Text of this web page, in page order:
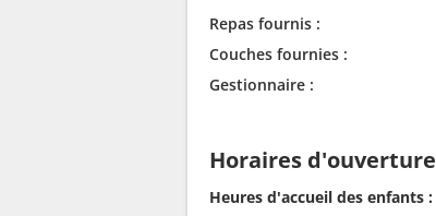
Repas fournis :
Couches fournies :
Gestionnaire :
Horaires d'ouverture
Heures d'accueil des enfants :